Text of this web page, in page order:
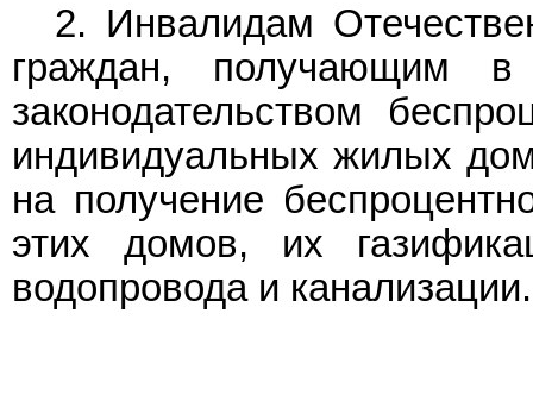
2. Инвалидам
граждан, получающим в
законодательством
индивидуальных жилых
на получение
этих домов, их
водопровода и канализации.